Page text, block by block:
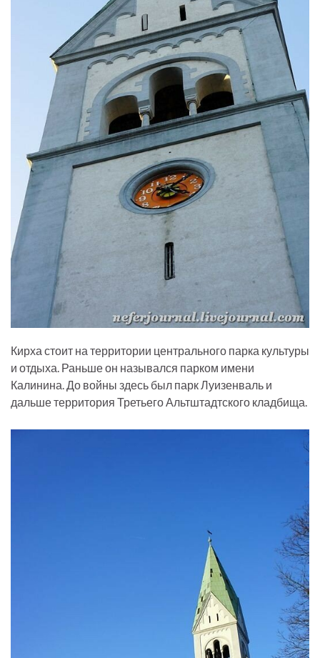
Кирха стоит на территории центрального парка культуры
и отдыха. Раньше он назывался парком имени
Калинина. До войны здесь был парк Луизенваль и
дальше территория Третьего Альтштадтского кладбища.